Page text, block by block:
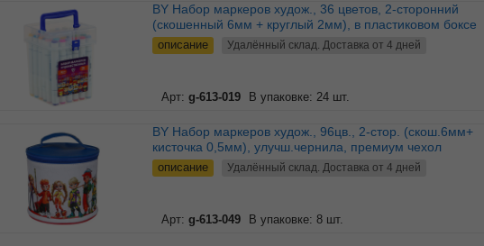
BY Набор маркеров худож., 36 цветов, 2-сторонний
(скошенный 6мм + круглый 2мм), в пластиковом боксе
описание Удалённый склад. Доставка от 4 дней
Арт: g-613-019 В упаковке: 24 шт.
BY Набор маркеров худож., 96цв., 2-стор. (скош.6мм+
кисточка 0,5мм), улучш.чернила, премиум чехол
описание Удалённый склад. Доставка от 4 дней
Арт: g-613-049 В упаковке: 8 шт.